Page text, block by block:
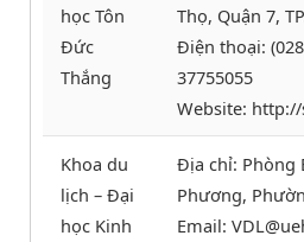
học Tôn
Đức
Thắng
Thọ, Quận 7,
Điện thoại:
37755055
Website:
Khoa du
lịch – Đại
học Kinh
Địa chỉ: Phòng
Phương,
Email: